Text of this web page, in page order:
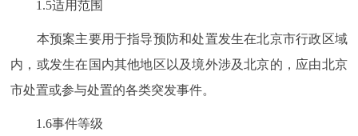
1.5适用范围
本预案主要用于指导预防和处置发生在北京市行政区域
内，或发生在国内其他地区以及境外涉及北京的，应由北京
市处置或参与处置的各类突发事件。
1.6事件等级